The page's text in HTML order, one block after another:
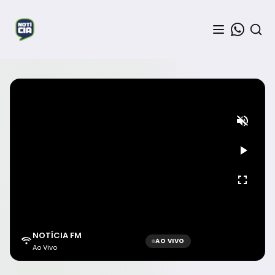
NOTÍCIA FM
Ao Vivo
AO VIVO